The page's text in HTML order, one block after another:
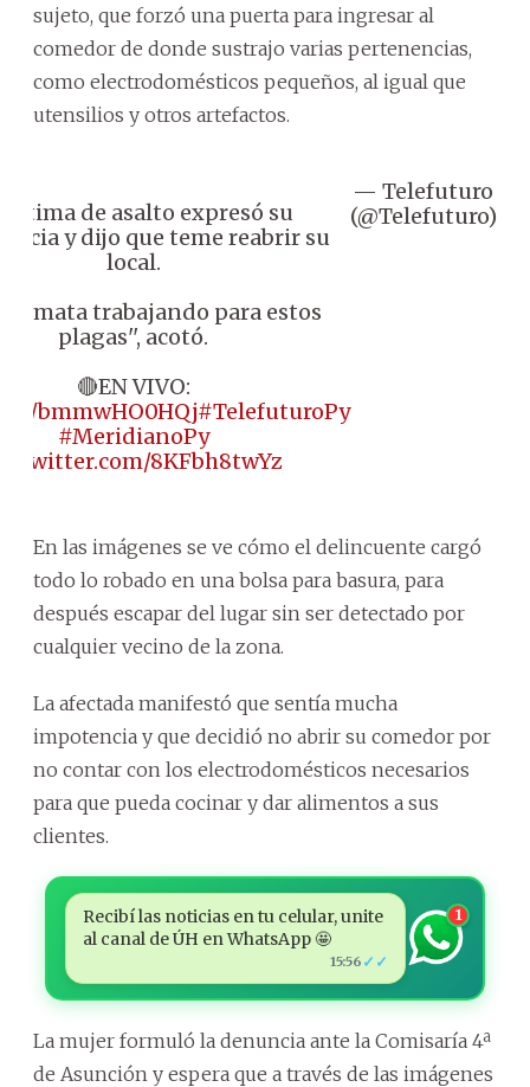
sujeto, que forzó una puerta para ingresar al
comedor de donde sustrajo varias pertenencias,
como electrodomésticos pequeños, al igual que
utensilios y otros artefactos.
de asalto expresó su
y dijo que teme reabrir su
local.
mata trabajando para estos
plagas'', acotó.
🔴EN VIVO:
bmmwHO0HQj#TelefuturoPy
#MeridianoPy
8KFbh8twYz
— Telefuturo
(@Telefuturo)
En las imágenes se ve cómo el delincuente cargó
todo lo robado en una bolsa para basura, para
después escapar del lugar sin ser detectado por
cualquier vecino de la zona.
La afectada manifestó que sentía mucha
impotencia y que decidió no abrir su comedor por
no contar con los electrodomésticos necesarios
para que pueda cocinar y dar alimentos a sus
clientes.
Recibí las noticias en tu celular, unite
al canal de ÚH en WhatsApp 🤩
15:56 ✓✓
1
La mujer formuló la denuncia ante la Comisaría 4ª
de Asunción y espera que a través de las imágenes